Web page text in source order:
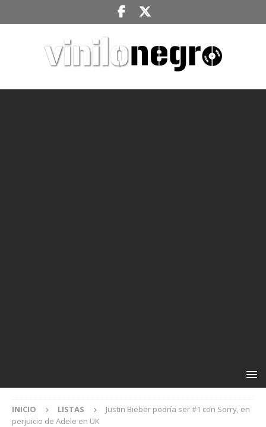
INICIO LISTAS
Justin Bieber podría ser #1 con Sorry, en
perjuicio de Adele en UK